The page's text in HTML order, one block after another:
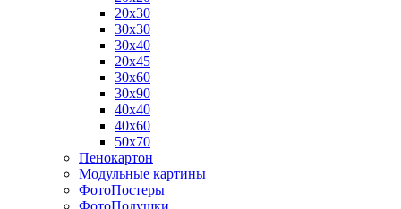
20х30
30х30
30х40
20х45
30х60
30х90
40х40
40х60
50х70
Пенокартон
Модульные картины
ФотоПостеры
ФотоПодушки